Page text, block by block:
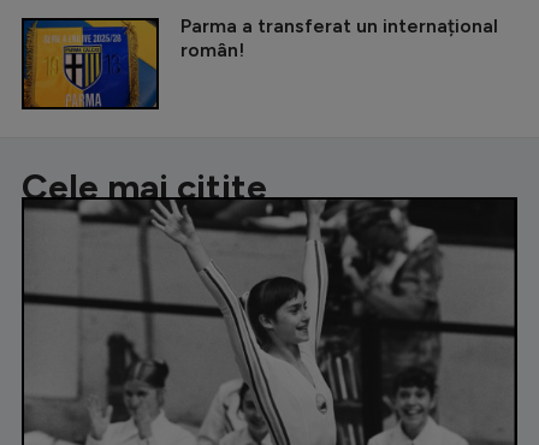
Parma a transferat un internațional
român!
Cele mai citite